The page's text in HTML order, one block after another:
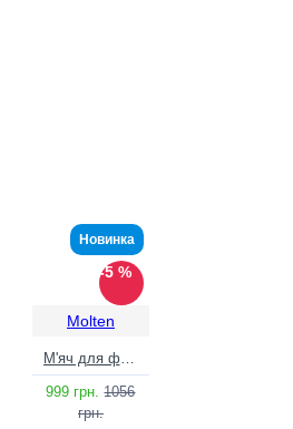
Новинка
-5 %
Molten
999 грн. 1056
грн.